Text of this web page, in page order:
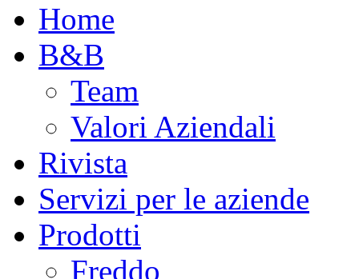
Home
B&B
Team
Valori Aziendali
Rivista
Servizi per le aziende
Prodotti
Freddo